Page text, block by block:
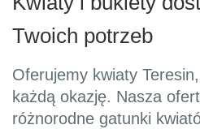
Twoich potrzeb
Oferujemy kwiaty
każdą okazję. Nasza
różnorodne gatunki